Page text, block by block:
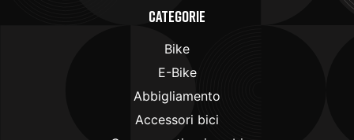
Categorie
Bike
E-Bike
Abbigliamento
Accessori bici